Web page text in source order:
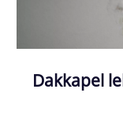
Dakkapel